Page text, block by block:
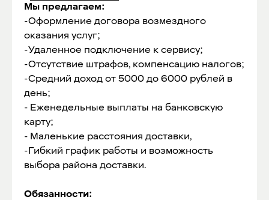
Мы предлагаем:
-Оформление договора возмездного
оказания услуг;
-Удаленное подключение к сервису;
-Отсутствие штрафов, компенсацию налогов;
-Средний доход от 5000 до 6000 рублей в
день;
- Еженедельные выплаты на банковскую
карту;
- Маленькие расстояния доставки,
-Гибкий график работы и возможность
выбора района доставки.
Обязанности: